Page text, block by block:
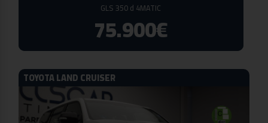
GLS 350 d 4MATIC
75.900€
TOYOTA LAND CRUISER